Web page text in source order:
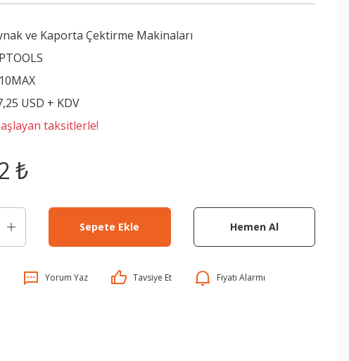
ve Kaporta Çektirme Makinaları
USD + KDV
taksitlerle!
₺
Sepete Ekle Hemen Al
Yorum Yaz Tavsiye Et Fiyatı Alarmı